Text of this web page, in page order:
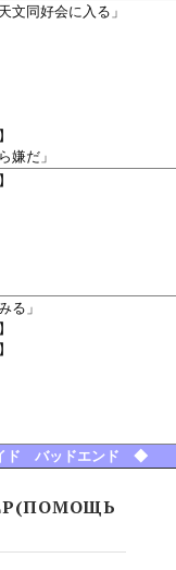
文同好会に入る」
嫌だ」
る」
バッドエンド ◆